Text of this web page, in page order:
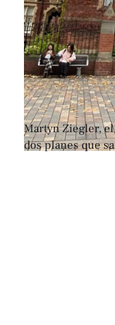
Martyn Ziegler,
dos planes que